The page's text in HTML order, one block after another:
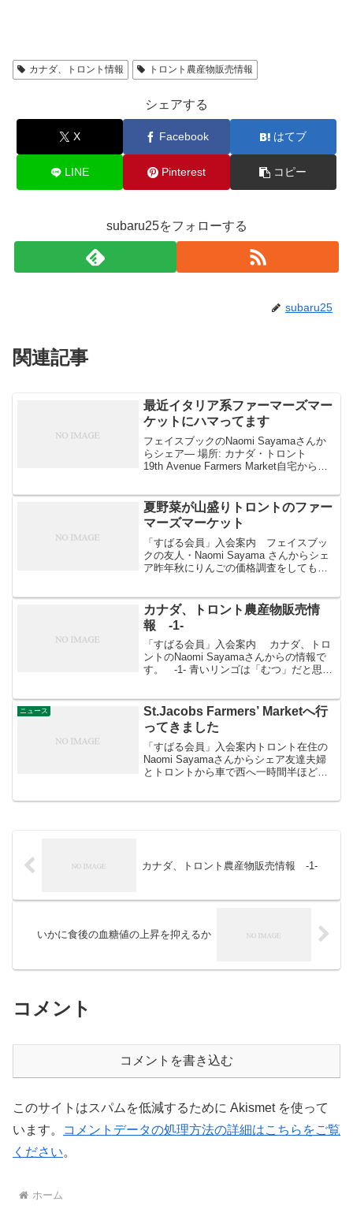
カナダ、トロント情報 トロント農産物販売情報
シェアする
X Facebook はてブ
LINE Pinterest コピー
subaru25をフォローする
subaru25
関連記事
最近イタリア系ファーマーズマー
ケットにハマってます
フェイスブックのNaomi Sayamaさんか
らシェア— 場所: カナダ・トロント
19th Avenue Farmers Market自宅から車
ます。イタリアン系だ...
夏野菜が山盛りトロントのファー
マーズマーケット
「すばる会員」入会案内 フェイスブッ
クの友人・Naomi Sayama さんからシェ
ア昨年秋にりんごの価格調査をしてもら
ト市内にある地下鉄PAPE駅近くのファー
マーズ...
カナダ、トロント農産物販売情
報 -1-
「すばる会員」入会案内 カナダ、トロ
ントのNaomi Sayamaさんからの情報で
す。 -1- 青いリンゴは「むつ」だと思い
ん。 1ドル95円として、1100円...
ニュース
St.Jacobs Farmers’ Marketへ行
ってきました
「すばる会員」入会案内トロント在住の
Naomi Sayamaさんからシェア友達夫婦
とトロントから車で西へ一時間半ほどの
カナダ、トロント農産物販売情報 -1-
いかに食後の血糖値の上昇を抑えるか
コメント
コメントを書き込む
このサイトはスパムを低減するために Akismet を使って
います。
コメントデータの処理方法の詳細はこちらをご覧
ください。
ホーム